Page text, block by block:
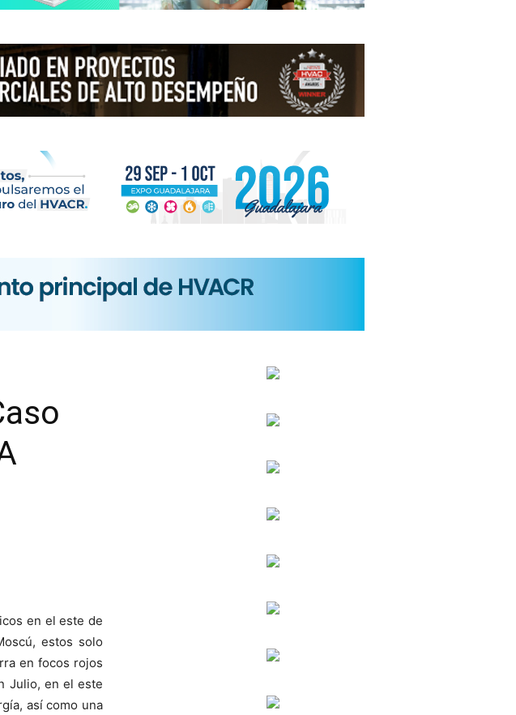
en el este de
estos solo
en focos rojos
Julio, en el este
así como una